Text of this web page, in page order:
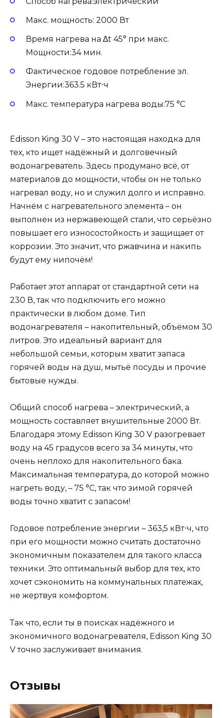
Макс. мощность: 2000 Вт
Время нагрева на ∆t 45° при макс.
Мощности:34 мин.
Фактическое годовое потребление эл.
Энергии:363.5 кВт⋅ч
Макс. температура нагрева воды:75 °С
Edisson King 30 V – это настоящая находка для
тех, кто ищет надёжный и долговечный
водонагреватель. Здесь продумано всё, от
материалов до мощности, чтобы он не только
нагревал воду, но и служил долго и исправно.
Начнём с нагревательного элемента – он
выполнен из нержавеющей стали, что серьёзно
повышает его износостойкость и защищает от
коррозии. Это значит, что ржавчина и накипь
будут ему нипочём!
Работает этот аппарат от стандартной сети на
230 В, так что подключить его можно
практически в любом доме. Тип
водонагревателя – накопительный, объёмом 30
литров. Это идеальный вариант для
небольшой семьи, которым хватит запаса
горячей воды на душ, мытьё посуды и прочие
бытовые нужды.
Общий способ нагрева – электрический, а
мощность составляет внушительные 2000 Вт.
Благодаря этому Edisson King 30 V разогревает
воду на 45 градусов всего за 34 минуты, что
очень неплохо для накопительного бака.
Максимальная температура, до которой можно
нагреть воду, – 75 °С, так что зимой горячей
воды точно хватит с запасом!
Годовое потребление энергии – 363,5 кВт⋅ч, что
при его мощности можно считать достаточно
экономичным показателем для такого класса
техники. Это оптимальный выбор для тех, кто
хочет сэкономить на коммунальных платежах,
не жертвуя комфортом.
Так что, если ты в поисках надёжного и
экономичного водонагревателя, Edisson King 30
V точно заслуживает внимания.
Отзывы